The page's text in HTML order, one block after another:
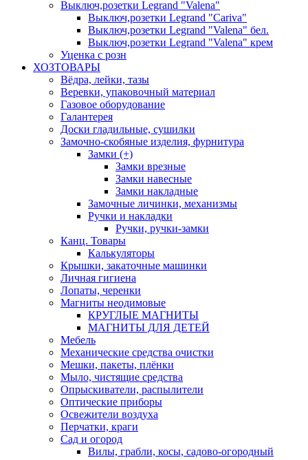
Выключ,розетки Legrand "Valena"
Выключ,розетки Legrand "Cariva"
Выключ,розетки Legrand "Valena" бел.
Выключ,розетки Legrand "Valena" крем
Уценка с розн
ХОЗТОВАРЫ
Вёдра, лейки, тазы
Веревки, упаковочный материал
Газовое оборудование
Галантерея
Доски гладильные, сушилки
Замочно-скобяные изделия, фурнитура
Замки (+)
Замки врезные
Замки навесные
Замки накладные
Замочные личинки, механизмы
Ручки и накладки
Ручки, ручки-замки
Канц. Товары
Калькуляторы
Крышки, закаточные машинки
Личная гигиена
Лопаты, черенки
Магниты неодимовые
КРУГЛЫЕ МАГНИТЫ
МАГНИТЫ ДЛЯ ДЕТЕЙ
Мебель
Механические средства очистки
Мешки, пакеты, плёнки
Мыло, чистящие средства
Опрыскиватели, распылители
Оптические приборы
Освежители воздуха
Перчатки, краги
Сад и огород
Вилы, грабли, косы, садово-огородный